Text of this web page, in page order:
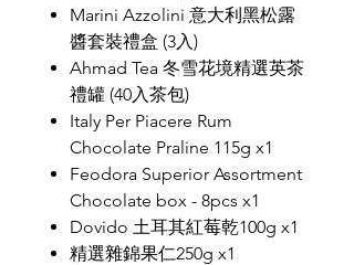
Marini Azzolini 意大利黑松露
醬套裝禮盒 (3入)
Ahmad Tea 冬雪花境精選英茶
禮罐 (40入茶包)
Italy Per Piacere Rum
Chocolate Praline 115g x1
Feodora Superior Assortment
Chocolate box - 8pcs x1
Dovido 土耳其紅莓乾100g x1
精選雜錦果仁250g x1